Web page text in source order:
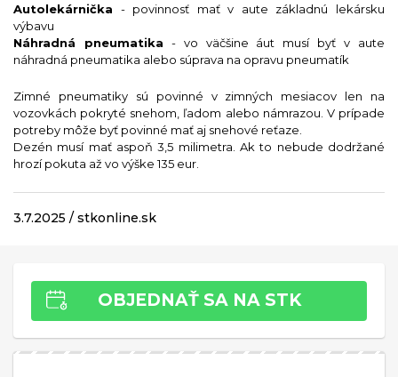
Autolekárnička - povinnosť mať v aute základnú lekársku
výbavu
Náhradná pneumatika - vo väčšine áut musí byť v aute
náhradná pneumatika alebo súprava na opravu pneumatík
Zimné pneumatiky sú povinné v zimných mesiacov len na
vozovkách pokryté snehom, ľadom alebo námrazou. V prípade
potreby môže byť povinné mať aj snehové reťaze.
Dezén musí mať aspoň 3,5 milimetra. Ak to nebude dodržané
hrozí pokuta až vo výške 135 eur.
3.7.2025 / stkonline.sk
OBJEDNAŤ SA NA STK